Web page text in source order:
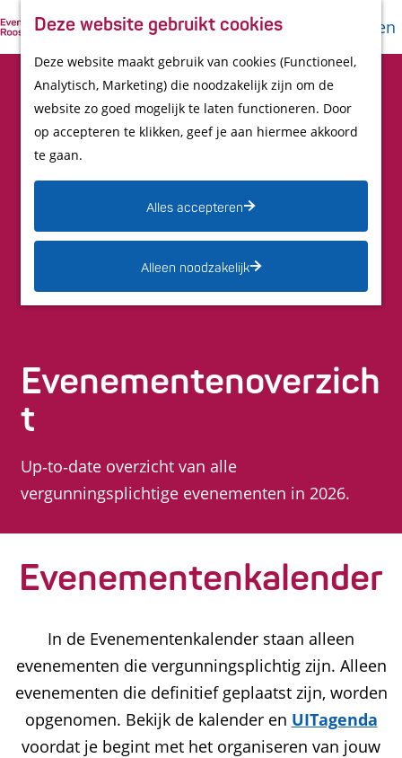
Deze website gebruikt cookies
Deze website maakt gebruik van cookies (Functioneel,
Analytisch, Marketing) die noodzakelijk zijn om de
website zo goed mogelijk te laten functioneren. Door
op accepteren te klikken, geef je aan hiermee akkoord
te gaan.
Alles accepteren
Alleen noodzakelijk
G
M
e
n
u
K
a
a
r
Z
o
e
k
e
Evenement vermelden
in UITagenda
Outdoor Media
Contact
Evenementenkalender
Evenementenoverzich
t
Up‑to‑date overzicht van alle
vergunningsplichtige evenementen in 2026.
In de Evenementenkalender staan alleen
evenementen die vergunningsplichtig zijn. Alleen
evenementen die definitief geplaatst zijn, worden
opgenomen. Bekijk de kalender en UITagenda
voordat je begint met het organiseren van jouw